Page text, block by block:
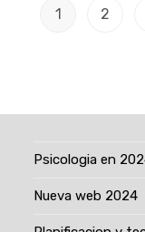
1 2
Psicologia en
Nueva web 2024